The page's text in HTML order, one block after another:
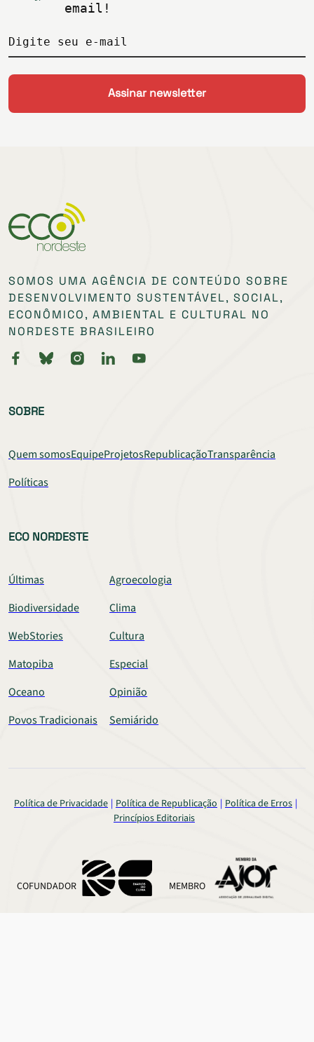
email!
Digite seu e-mail
SOMOS UMA AGÊNCIA DE CONTEÚDO SOBRE
DESENVOLVIMENTO SUSTENTÁVEL, SOCIAL,
ECONÔMICO, AMBIENTAL E CULTURAL NO
NORDESTE BRASILEIRO
SOBRE
Quem somosEquipeProjetosRepublicaçãoTransparência
Políticas
ECO NORDESTE
Últimas
Agroecologia
Biodiversidade
Clima
WebStories
Cultura
Matopiba
Especial
Oceano
Opinião
Povos Tradicionais
Semiárido
Política de Privacidade Política de Republicação Política de Erros
Princípios Editoriais
COFUNDADOR MEMBRO